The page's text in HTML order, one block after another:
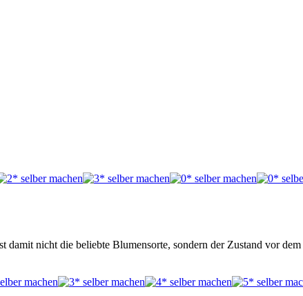
nicht die beliebte Blumensorte, sondern der Zustand vor